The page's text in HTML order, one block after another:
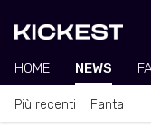
HOME NEWS
Più recenti Fanta